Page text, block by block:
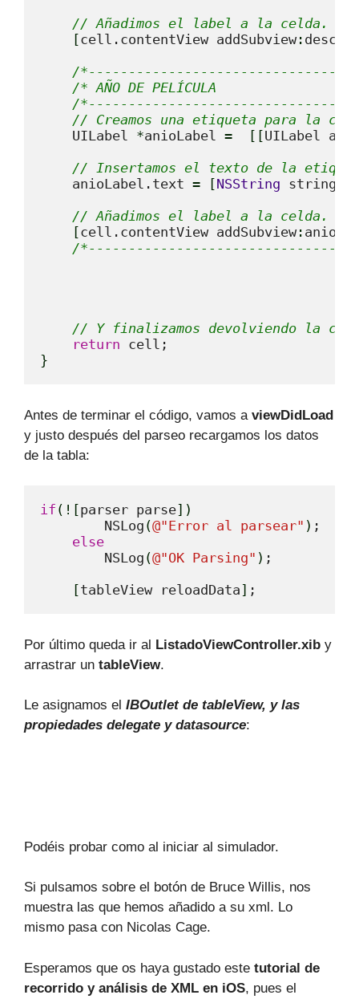
// Añadimos el label a la celda.
[cell.contentView addSubview :
/
/* AÑO DE PELÍCULA
/
// Creamos una etiqueta para la
    UILabel
*anioLabel = [ [UILabel
// Insertamos el texto de la
    anioLabel.text
= [NSString
// Añadimos el label a la celda.
[cell.contentView addSubview :
/
// Y finalizamos devolviendo la
return
}
Antes de terminar el código, vamos a viewDidLoad
y justo después del parseo recargamos los datos
de la tabla:
if ( ! [parser parse] )
        NSLog
(@"Error al parsear" ) ;
else
        NSLog
(@"OK Parsing" ) ;
[tableView reloadData] ;
Por último queda ir al ListadoViewController.xib y
arrastrar un tableView.
Le asignamos el IBOutlet de tableView, y las
propiedades delegate y datasource:
Podéis probar como al iniciar al simulador.
Si pulsamos sobre el botón de Bruce Willis, nos
muestra las que hemos añadido a su xml. Lo
mismo pasa con Nicolas Cage.
Esperamos que os haya gustado este tutorial de
recorrido y análisis de XML en iOS, pues el